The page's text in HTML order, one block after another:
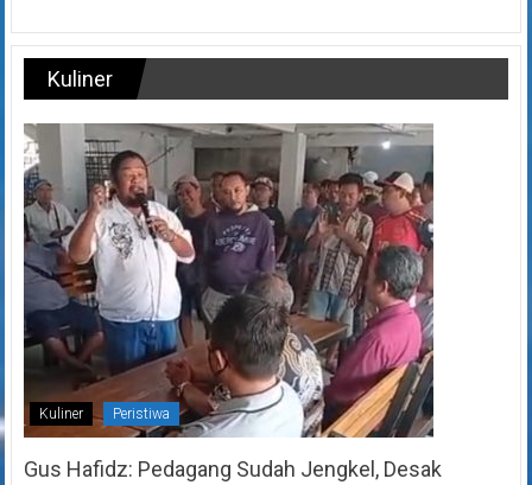
Kuliner
Kuliner Peristiwa
Gus Hafidz: Pedagang Sudah Jengkel, Desak